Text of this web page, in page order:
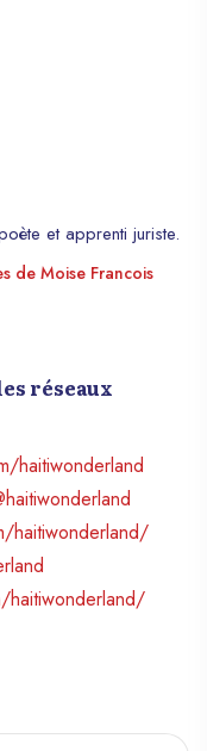
et apprenti juriste.
de Moise Francois
réseaux
haitiwonderland
haitiwonderland/
haitiwonderland/